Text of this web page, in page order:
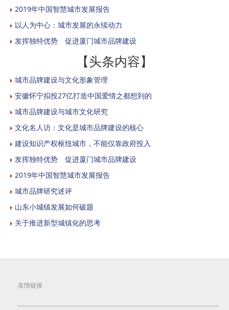
2019年中国智慧城市发展报告
以人为中心：城市发展的永续动力
发挥独特优势 促进厦门城市品牌建设
【头条内容】
城市品牌建设与文化形象管理
安徽怀宁拟投27亿打造中国爱情之都想到的
城市品牌建设与城市文化研究
文化名人访：文化是城市品牌建设的核心
建设知识产权枢纽城市，不能仅靠政府投入
发挥独特优势 促进厦门城市品牌建设
2019年中国智慧城市发展报告
城市品牌研究述评
山东小城镇发展如何破题
关于推进新型城镇化的思考
友情链接